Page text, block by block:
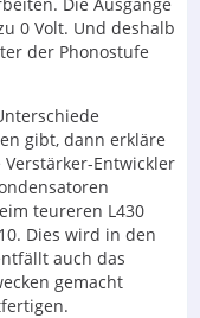
0 Volt. Und deshalb
der Phonostufe
gibt, dann erkläre
Entwickler
teureren L430
Dies wird in den
auch das
gemacht